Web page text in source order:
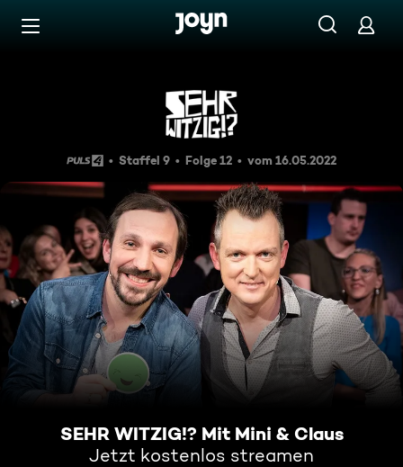
Zum Inhalt springen
SEHR WITZIG!? Mit Mini &
Staffel 9 Folge 12 vom 16.05.2022
SEHR WITZIG!? Mit Mini & Claus
Jetzt kostenlos streamen